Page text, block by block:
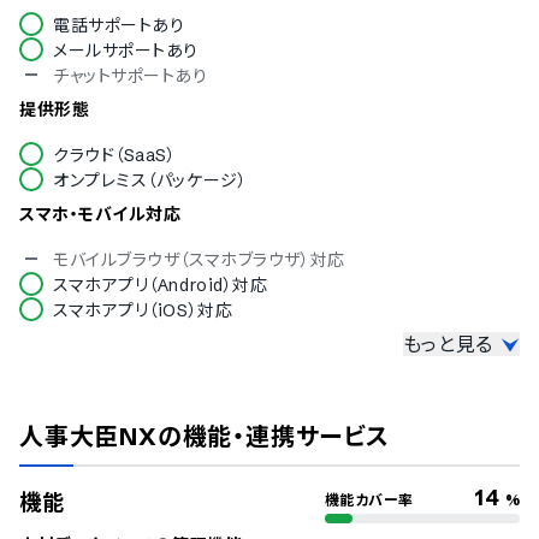
電話サポートあり
メールサポートあり
チャットサポートあり
提供形態
クラウド（SaaS）
オンプレミス（パッケージ）
スマホ・モバイル対応
モバイルブラウザ（スマホブラウザ）対応
スマホアプリ（Android）対応
スマホアプリ（iOS）対応
冗長化
通信の暗号化
IP制限
二要素認証・二段階認証
もっと見る
人事大臣NXの機能・連携サービス
機能 機能カバー率 14 %